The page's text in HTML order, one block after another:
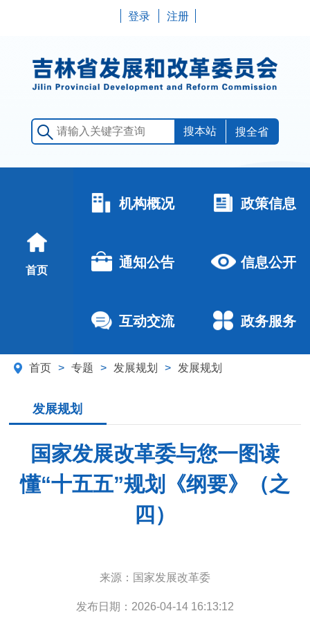
登录 注册
搜全省
首页
机构概况 政策信息
通知公告 信息公开
互动交流 政务服务
首页 > 专题 > 发展规划 > 发展规划
发展规划
国家发展改革委与您一图读
懂“十五五”规划《纲要》（之
四）
来源： 国家发展改革委
发布日期： 2026-04-14 16:13:12